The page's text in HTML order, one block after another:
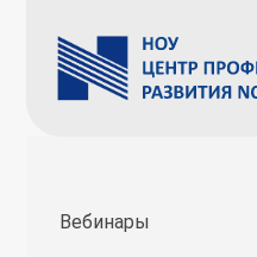
Вебинары